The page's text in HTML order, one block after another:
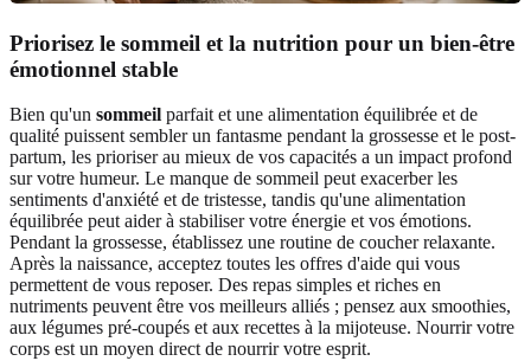
Priorisez le sommeil et la nutrition pour un bien-être
émotionnel stable
Bien qu'un sommeil parfait et une alimentation équilibrée et de
qualité puissent sembler un fantasme pendant la grossesse et le post-
partum, les prioriser au mieux de vos capacités a un impact profond
sur votre humeur. Le manque de sommeil peut exacerber les
sentiments d'anxiété et de tristesse, tandis qu'une alimentation
équilibrée peut aider à stabiliser votre énergie et vos émotions.
Pendant la grossesse, établissez une routine de coucher relaxante.
Après la naissance, acceptez toutes les offres d'aide qui vous
permettent de vous reposer. Des repas simples et riches en
nutriments peuvent être vos meilleurs alliés ; pensez aux smoothies,
aux légumes pré-coupés et aux recettes à la mijoteuse. Nourrir votre
corps est un moyen direct de nourrir votre esprit.